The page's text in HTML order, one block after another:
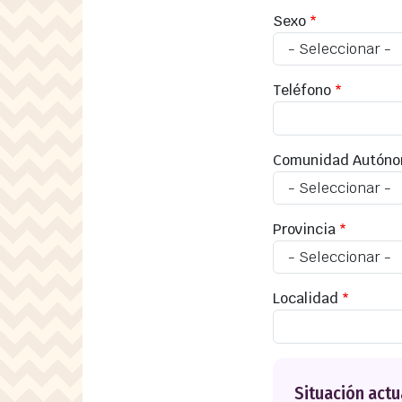
Sexo
Teléfono
Comunidad
Provincia
Localidad
Situación